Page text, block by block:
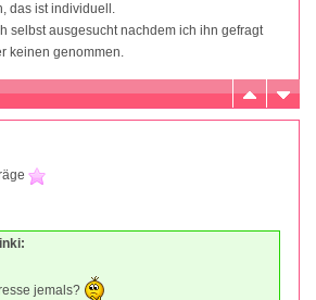
das ist individuell.
selbst ausgesucht nachdem ich ihn gefragt
keinen genommen.
jemals?